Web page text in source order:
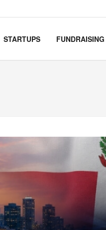
STARTUPS FUNDRAISING